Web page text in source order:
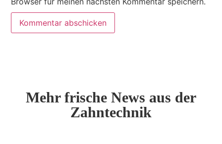
Mehr frische News aus der
Zahntechnik